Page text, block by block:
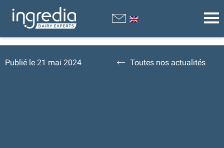
Publié le 21 mai 2024 Toutes nos actualités